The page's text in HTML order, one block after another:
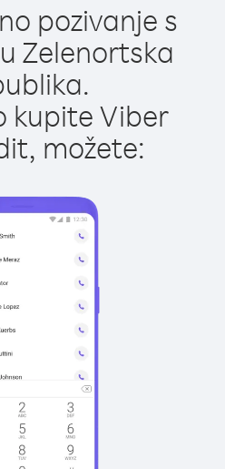
pozivanje s
Zelenortska
kupite Viber
možete: